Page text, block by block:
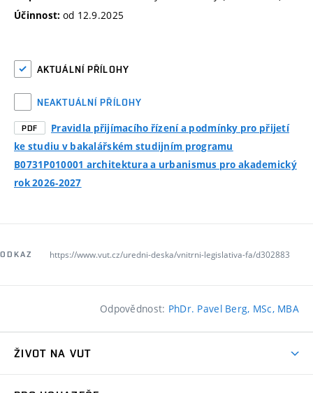
Účinnost: od 12.9.2025
AKTUÁLNÍ PŘÍLOHY
NEAKTUÁLNÍ PŘÍLOHY
PDF
Pravidla přijímacího řízení a podmínky pro přijetí
ke studiu v bakalářském studijním programu
B0731P010001 architektura a urbanismus pro akademický
rok 2026-2027
ODKAZ https://www.vut.cz/uredni-deska/vnitrni-legislativa-fa/d302883
Odpovědnost: PhDr. Pavel Berg, MSc, MBA
ŽIVOT NA VUT